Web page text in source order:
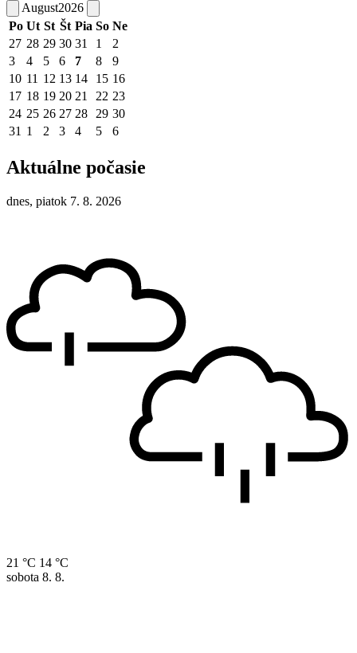
August2026
Po Ut St Št Pia So Ne
27 28 29 30 31 1
2
3
4 5 6 7 8
9
10 11 12 13 14 15 16
17 18 19 20 21 22 23
24 25 26 27 28 29 30
31 1 2 3 4 5 6
Aktuálne počasie
dnes, piatok 7. 8. 2026
21 °C 14 °C
sobota 8. 8.